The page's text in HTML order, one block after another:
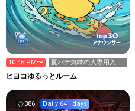
top30
アナウンサー
10:46 PM〜
夏バテ気味の人専用入口
🚪＆歌枠
ヒヨコゆるっとルーム
386 Daily 641 days